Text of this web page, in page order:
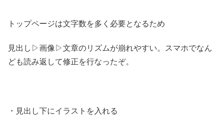
トップページは文字数を多く必要となるため
見出し▷画像▷文章のリズムが崩れやすい。スマホでなん
ども読み返して修正を行なったぞ。
・見出し下にイラストを入れる